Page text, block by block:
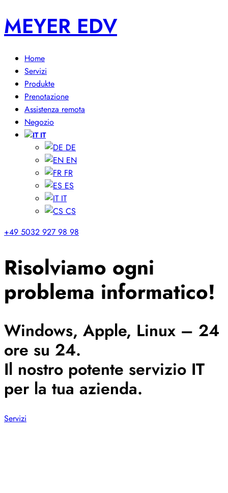
MEYER EDV
Home
Servizi
Produkte
Prenotazione
Assistenza remota
Negozio
IT
DE
EN
FR
ES
IT
CS
+49 5032 927 98 98
Risolviamo ogni
problema informatico!
Windows, Apple, Linux – 24
ore su 24.
Il nostro potente servizio IT
per la tua azienda.
Servizi